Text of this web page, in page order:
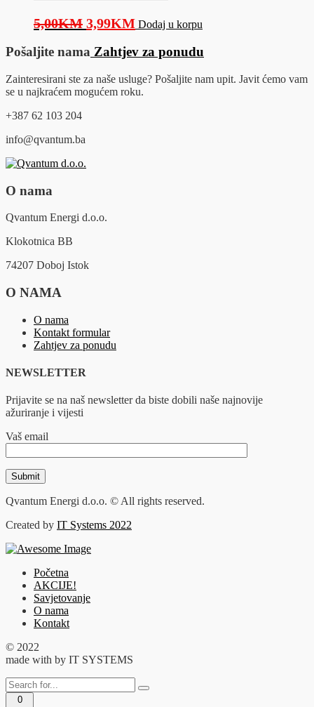
5,00KM Original
was:
5,00KM.
3,99KMCurrent
is:
3,99KM.
Dodaj u korpu
Pošaljite nama Zahtjev za ponudu
Zainteresirani ste za naše usluge? Pošaljite nam upit. Javit ćemo vam
se u najkraćem mogućem roku.
+387 62 103 204
info@qvantum.ba
O nama
Qvantum Energi d.o.o.
Klokotnica BB
74207 Doboj Istok
O NAMA
O nama
Kontakt formular
Zahtjev za ponudu
NEWSLETTER
Prijavite se na naš newsletter da biste dobili naše najnovije
ažuriranje i vijesti
Vaš email
Qvantum Energi d.o.o. © All rights reserved.
Created by IT Systems 2022
Početna
AKCIJE!
Savjetovanje
O nama
Kontakt
© 2022
made with by IT SYSTEMS
0